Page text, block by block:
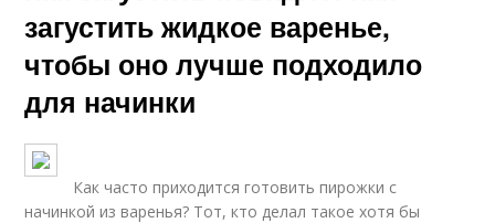
загустить жидкое варенье,
чтобы оно лучше подходило
для начинки
Как часто приходится готовить пирожки с
начинкой из варенья? Тот, кто делал такое хотя бы